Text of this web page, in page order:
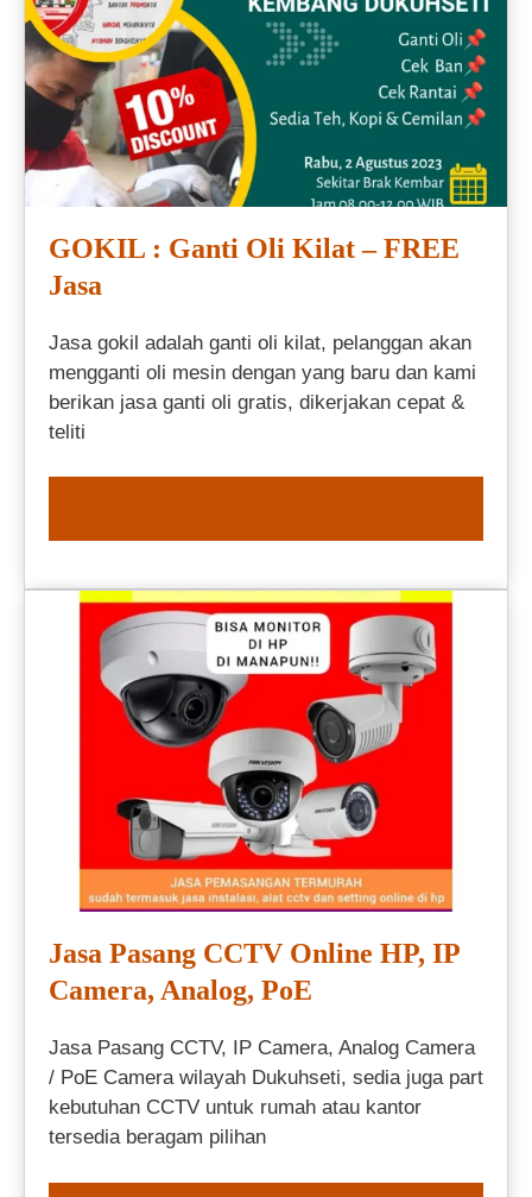
GOKIL : Ganti Oli Kilat – FREE
Jasa
Jasa gokil adalah ganti oli kilat, pelanggan akan
mengganti oli mesin dengan yang baru dan kami
berikan jasa ganti oli gratis, dikerjakan cepat &
teliti
Jasa Pasang CCTV Online HP, IP
Camera, Analog, PoE
Jasa Pasang CCTV, IP Camera, Analog Camera
/ PoE Camera wilayah Dukuhseti, sedia juga part
kebutuhan CCTV untuk rumah atau kantor
tersedia beragam pilihan